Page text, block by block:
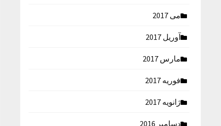
می 2017
آوریل 2017
مارس 2017
فوریه 2017
ژانویه 2017
دسامبر 2016